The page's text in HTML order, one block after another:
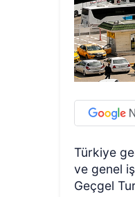
Türkiye
ve genel
Geçgel